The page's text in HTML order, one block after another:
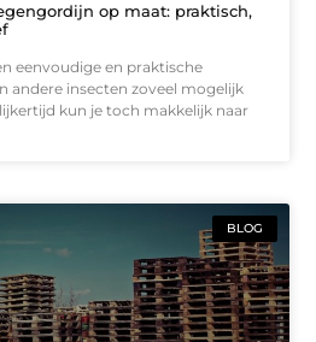
op maat: praktisch,
eenvoudige en praktische
andere insecten zoveel mogelijk
kun je toch makkelijk naar
BLOG